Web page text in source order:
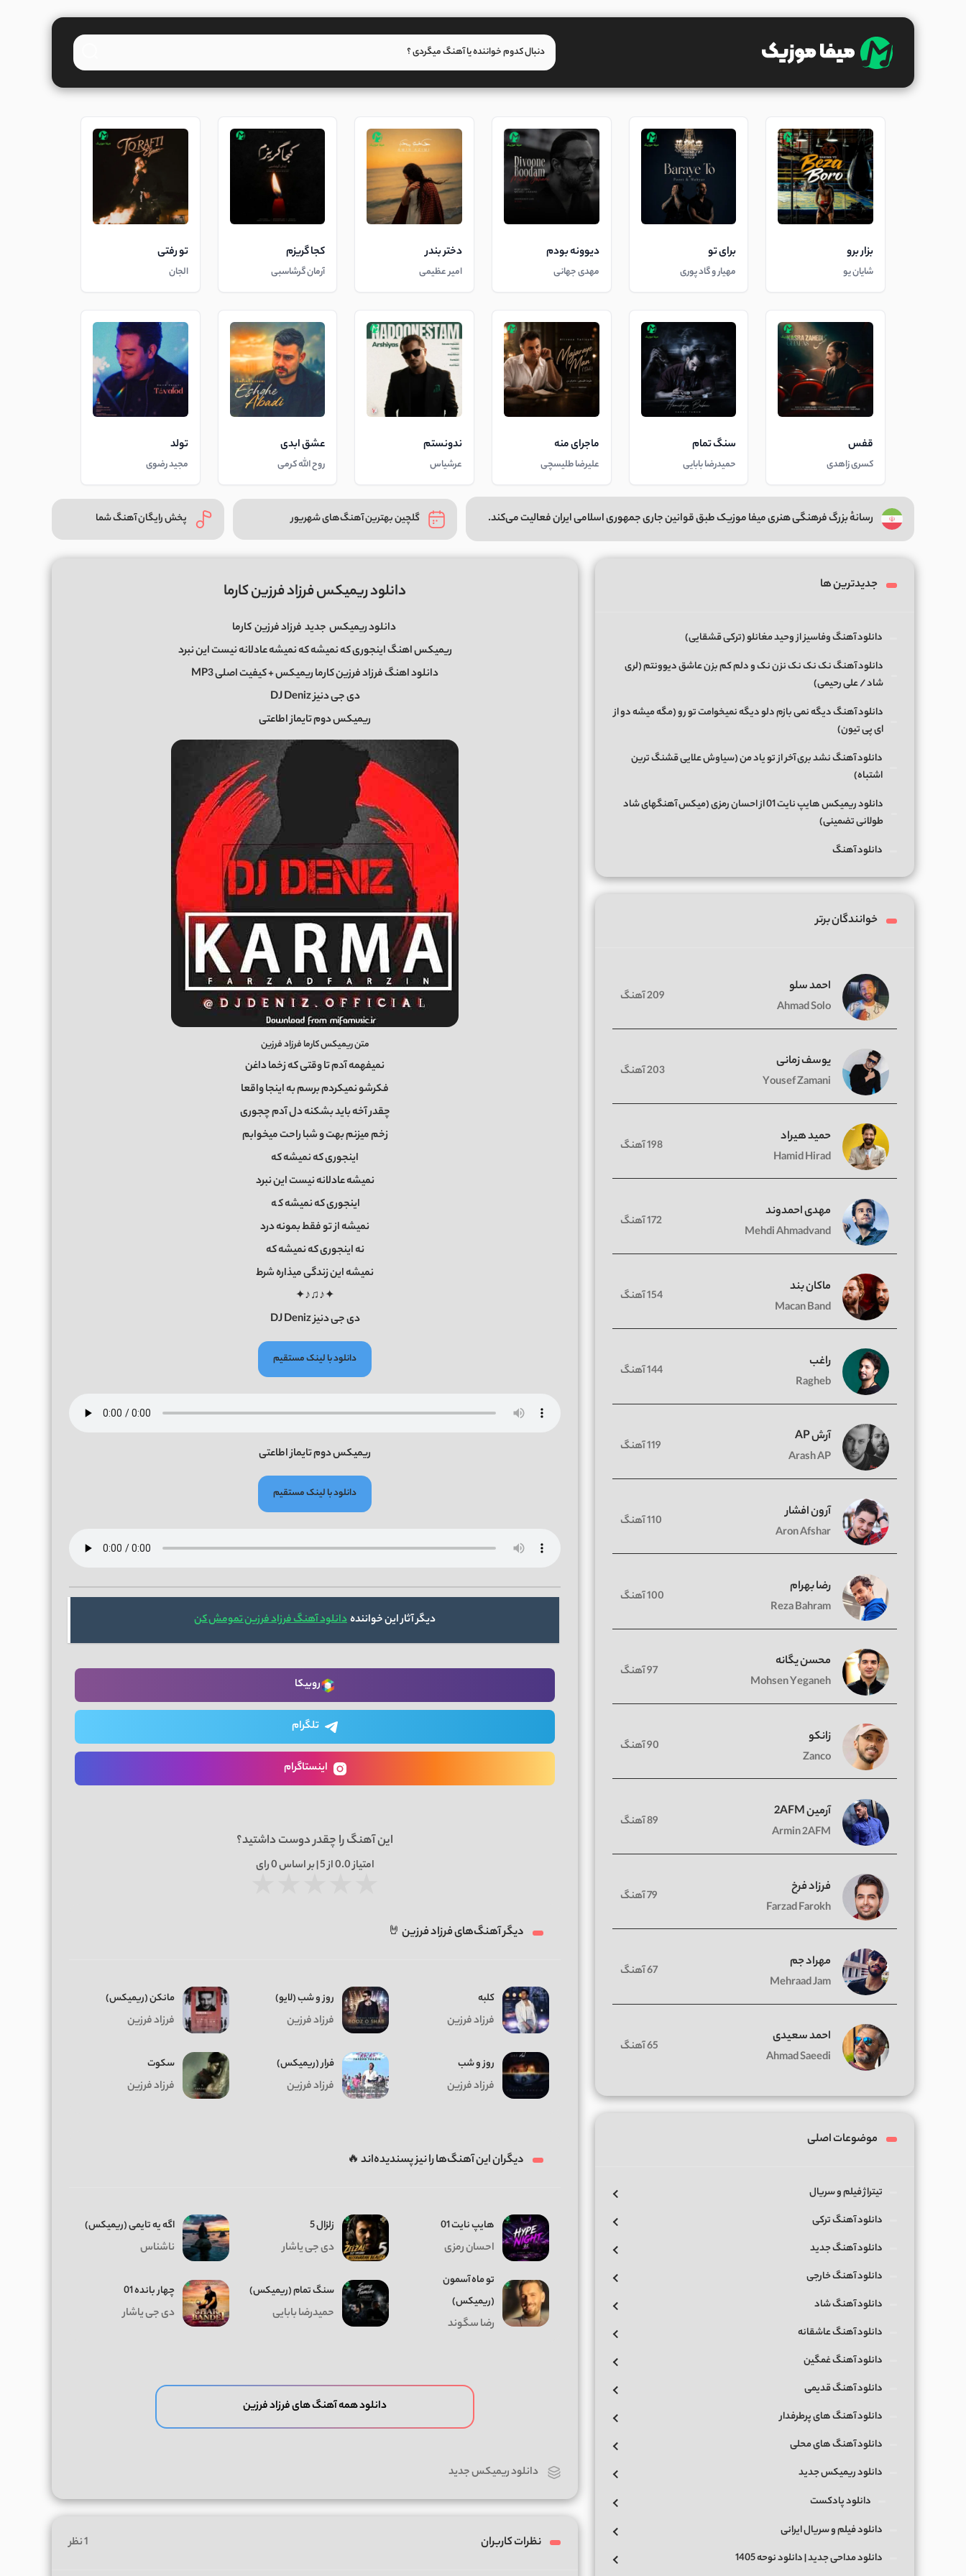
بزار برو
شایان یو
برای تو
مهیار و گاد پوری
دیوونه بودم
مهدی جهانی
دختر بندر
امیر عظیمی
کجا گریزم
آرمان گرشاسبی
تو رفتی
الجان
قفس
کسری زاهدی
سنگ تمام
حمیدرضا بابایی
ماجرای منه
علیرضا طلیسچی
ندونستم
عرشیاس
عشق ابدی
روح الله کرمی
تولد
مجید رضوی
رسانهٔ بزرگ فرهنگی هنری میفا موزیک طبق قوانین جاری جمهوری اسلامی ایران فعالیت می‌کند. گلچین بهترین آهنگ‌های شهریور پخش رایگان آهنگ شما
دانلود ریمیکس فرزاد فرزین کارما
دانلود ریمیکس جدید فرزاد فرزینکارما
ریمیکس اهنگ اینجوری که نمیشه که نمیشه عادلانه نیست این نبرد
دانلود اهنگ فرزاد فرزین کارما ریمیکس + کیفیت اصلی MP3
دی جی دنیز DJ Deniz
ریمیکس دوم تایماز اطاعتی
متن ریمیکس کارما فرزاد فرزین
نمیفهمه آدم تا وقتی که زخما داغن
فکرشو نمیکردم برسم به اینجا واقعا
چقدر آخه باید بشکنه دل آدم چجوری
زخم میزنم بهت و شبا راحت میخوابم
اینجوری که نمیشه که
نمیشه عادلانه نیست این نبرد
اینجوری که نمیشه که
نمیشه از تو فقط بمونه درد
نه اینجوری که نمیشه که
نمیشه این زندگی میذاره شرط
✦♪♫♪✦
دی جی دنیز DJ Deniz
دانلود با لینک مستقیم
ریمیکس دوم تایماز اطاعتی
دانلود با لینک مستقیم
دیگر آثار این خوانندهدانلود آهنگ فرزاد فرزین تمومش کن
روبیکا
تلگرام
اینستاگرام
این آهنگ را چقدر دوست داشتید؟
امتیاز0.0از 5 | بر اساس 0رای
دیگر آهنگ‌های فرزاد فرزین 🤘
کلبه
فرزاد فرزین
روز و شب (لایو)
فرزاد فرزین
مانکن (ریمیکس)
فرزاد فرزین
روز و شب
فرزاد فرزین
فرار (ریمیکس)
فرزاد فرزین
سکوت
فرزاد فرزین
دیگران این آهنگ‌ها را نیز پسندیده‌اند 🔥
هایپ نایت 01
احسان رمزی
زلزال 5
دی جی یاشار
اگه یه تایمی (ریمیکس)
ناشناس
تو ماه آسمون
(ریمیکس)
رضا سگوند
سنگ تمام (ریمیکس)
حمیدرضا بابایی
چهار بانده 01
دی جی یاشار
دانلود همه آهنگ های فرزاد فرزین
دانلود ریمیکس جدید
نظرات کاربران 1 نظر
جدیدترین ها
دانلود آهنگ وفاسیز از وحید مغانلو (ترکی قشقایی)
دانلود آهنگ نک نک نک نزن نک و دلم کم بزن عاشق دیوونتم (لری
شاد / علی رحیمی)
دانلود آهنگ دیگه نمی بازم دلو دیگه نمیخوامت تو رو (مگه میشه دو از
ای پی تیون)
دانلود آهنگ نشد بری آخر از تو یاد من (سیاوش علایی قشنگ ترین
اشتباه)
دانلود ریمیکس هایپ نایت 01 از احسان رمزی (میکس آهنگهای شاد
طولانی تضمینی)
دانلود آهنگ
خوانندگان برتر
احمد سلو
Ahmad Solo
209 آهنگ
یوسف زمانی
Yousef Zamani
203 آهنگ
حمید هیراد
Hamid Hirad
198 آهنگ
مهدی احمدوند
Mehdi Ahmadvand
172 آهنگ
ماکان بند
Macan Band
154 آهنگ
راغب
Ragheb
144 آهنگ
آرش AP
Arash AP
119 آهنگ
آرون افشار
Aron Afshar
110 آهنگ
رضا بهرام
Reza Bahram
100 آهنگ
محسن یگانه
Mohsen Yeganeh
97 آهنگ
زانکو
Zanco
90 آهنگ
آرمین 2AFM
Armin 2AFM
89 آهنگ
فرزاد فرخ
Farzad Farokh
79 آهنگ
مهراد جم
Mehraad Jam
67 آهنگ
احمد سعیدی
Ahmad Saeedi
65 آهنگ
موضوعات اصلی
تیتراژ فیلم و سریال
دانلود آهنگ ترکی
دانلود آهنگ جدید
دانلود آهنگ خارجی
دانلود آهنگ شاد
دانلود آهنگ عاشقانه
دانلود آهنگ غمگین
دانلود آهنگ قدیمی
دانلود آهنگ های پرطرفدار
دانلود آهنگ های محلی
دانلود ریمیکس جدید
دانلود پادکست
دانلود فیلم و سریال ایرانی
دانلود مداحی جدید | دانلود نوحه 1405